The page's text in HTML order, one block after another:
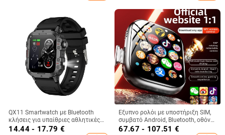
QX11 Smartwatch με Bluetooth
κλήσεις για υπαίθριες αθλητικές
δραστηριότητες, παρακολούθηση
14.44 - 17.79 €
Έξυπνο ρολόι με υποστήριξη SIM,
συμβατό Android, Bluetooth, οθόνη
IPS, μπαταρία 7–14 ημερών
67.67 - 107.51 €